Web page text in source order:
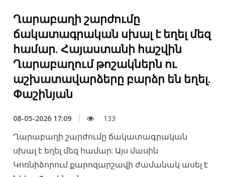
Ղարաբաղի շարժումը
ճակատագրական սխալ է եղել մեզ
համար. Հայաստանի հաշվին
Ղարաբաղում թոշակներն ու
աշխատավարձերը բարձր են եղել.
Փաշինյան
08-05-2026 17:09 133
Ղարաբաղի շարժումը ճակատագրական
սխալ է եղել մեզ համար: Այս մասին
Կոռնիձորում քարոզարշավի ժամանակ ասել է